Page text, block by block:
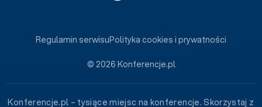
© 2026 Konferencje.pl
Regulamin serwisuPolityka cookies i prywatności
Konferencje.pl – tysiące miejsc na konferencje. Skorzystaj z